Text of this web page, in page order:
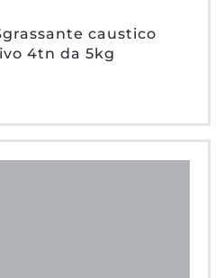
caustico
4tn da 5kg